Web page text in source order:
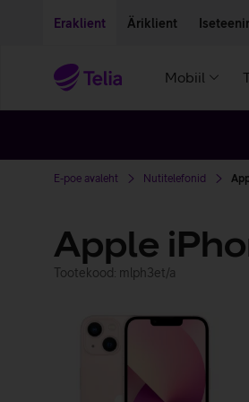
Eraklient Äriklient
Mobiil
E-poe avaleht Nutitelefonid
Apple
Tootekood: mlph3et/a